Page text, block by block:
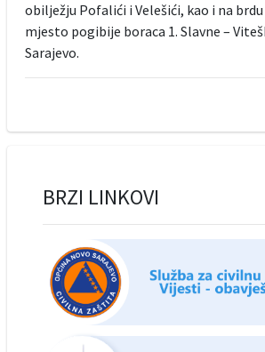
obilježju Pofalići i Velešići, kao i na
mjesto pogibije boraca 1. Slavne –
Sarajevo.
BRZI LINKOVI